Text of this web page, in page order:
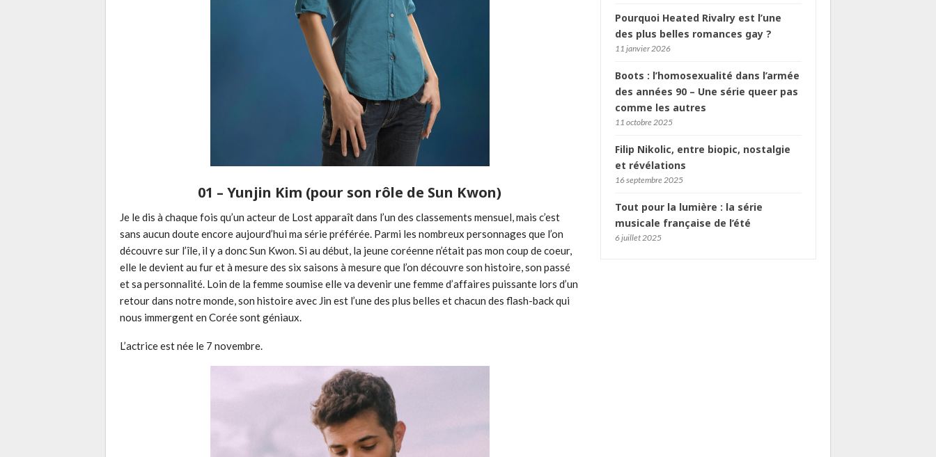
01 – Yunjin Kim (pour son rôle de Sun Kwon)
Je le dis à chaque fois qu’un acteur de Lost apparaît dans l’un des classements mensuel, mais c’est
sans aucun doute encore aujourd’hui ma série préférée. Parmi les nombreux personnages que l’on
découvre sur l’île, il y a donc Sun Kwon. Si au début, la jeune coréenne n’était pas mon coup de coeur,
elle le devient au fur et à mesure des six saisons à mesure que l’on découvre son histoire, son passé
et sa personnalité. Loin de la femme soumise elle va devenir une femme d’affaires puissante lors d’un
retour dans notre monde, son histoire avec Jin est l’une des plus belles et chacun des flash-back qui
nous immergent en Corée sont géniaux.
L’actrice est née le 7 novembre.
Pourquoi Heated Rivalry est l’une
des plus belles romances gay ?
11 janvier 2026
Boots : l’homosexualité dans l’armée
des années 90 – Une série queer pas
comme les autres
11 octobre 2025
Filip Nikolic, entre biopic, nostalgie
et révélations
16 septembre 2025
Tout pour la lumière : la série
musicale française de l’été
6 juillet 2025